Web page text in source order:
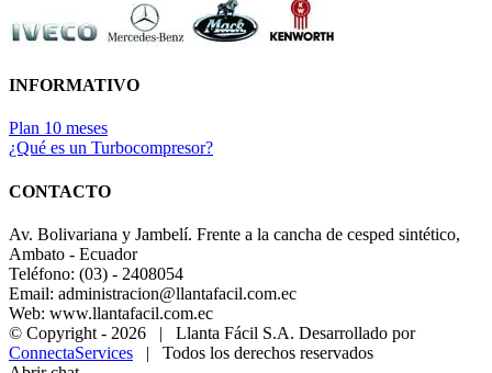
INFORMATIVO
Plan 10 meses
¿Qué es un Turbocompresor?
CONTACTO
Av. Bolivariana y Jambelí. Frente a la cancha de cesped sintético,
Ambato - Ecuador
Teléfono: (03) - 2408054
Email: administracion@llantafacil.com.ec
Web: www.llantafacil.com.ec
© Copyright - 2026 | Llanta Fácil S.A. Desarrollado por
ConnectaServices | Todos los derechos reservados